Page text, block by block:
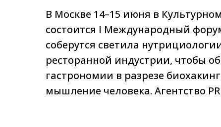
В Москве 14–15 июня в
состоится I Международный
соберутся светила
ресторанной индустрии, чтобы
гастрономии в разрезе
мышление человека. Агентство